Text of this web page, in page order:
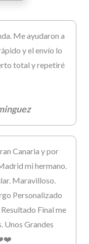
Me ayudaron a
y el envío lo
total y repetiré
Canaria y por
mi hermano.
Maravilloso.
Personalizado
Final me
Unos Grandes